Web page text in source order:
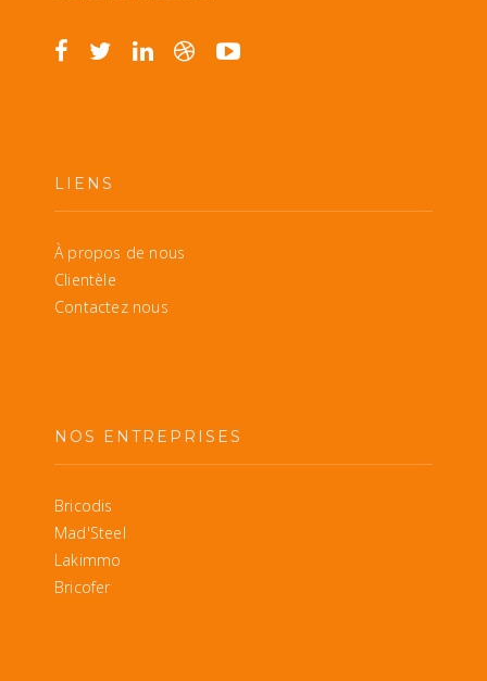
LIENS
À propos de nous
Clientèle
Contactez nous
NOS ENTREPRISES
Bricodis
Mad'Steel
Lakimmo
Bricofer